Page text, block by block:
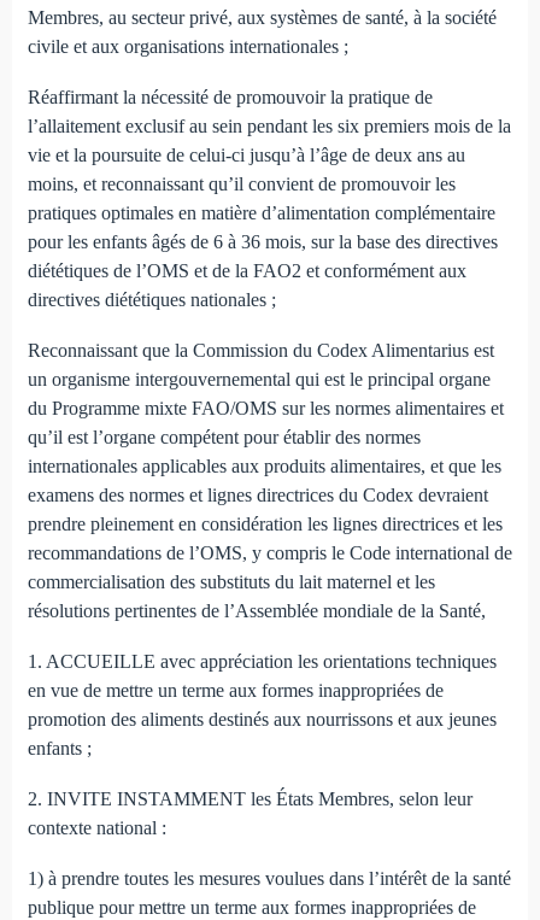
Membres, au secteur privé, aux systèmes de santé, à la société
civile et aux organisations internationales ;
Réaffirmant la nécessité de promouvoir la pratique de
l’allaitement exclusif au sein pendant les six premiers mois de la
vie et la poursuite de celui-ci jusqu’à l’âge de deux ans au
moins, et reconnaissant qu’il convient de promouvoir les
pratiques optimales en matière d’alimentation complémentaire
pour les enfants âgés de 6 à 36 mois, sur la base des directives
diététiques de l’OMS et de la FAO2 et conformément aux
directives diététiques nationales ;
Reconnaissant que la Commission du Codex Alimentarius est
un organisme intergouvernemental qui est le principal organe
du Programme mixte FAO/OMS sur les normes alimentaires et
qu’il est l’organe compétent pour établir des normes
internationales applicables aux produits alimentaires, et que les
examens des normes et lignes directrices du Codex devraient
prendre pleinement en considération les lignes directrices et les
recommandations de l’OMS, y compris le Code international de
commercialisation des substituts du lait maternel et les
résolutions pertinentes de l’Assemblée mondiale de la Santé,
1. ACCUEILLE avec appréciation les orientations techniques
en vue de mettre un terme aux formes inappropriées de
promotion des aliments destinés aux nourrissons et aux jeunes
enfants ;
2. INVITE INSTAMMENT les États Membres, selon leur
contexte national :
1) à prendre toutes les mesures voulues dans l’intérêt de la santé
publique pour mettre un terme aux formes inappropriées de